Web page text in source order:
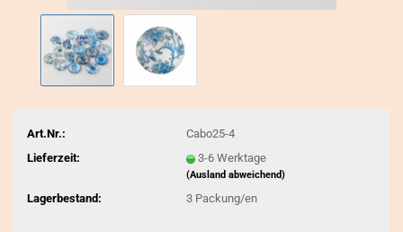
Art.Nr.:
Cabo25-4
Lieferzeit:
3-6 Werktage
(Ausland abweichend)
Lagerbestand: 3 Packung/en